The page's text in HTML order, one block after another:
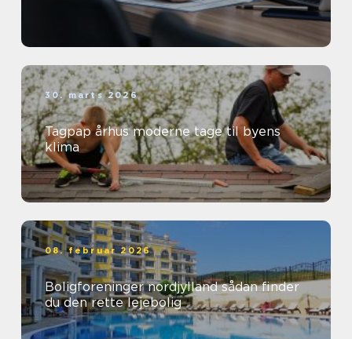
30. marts 2026
Tagpap århus moderne tage til byens
klima
08. februar 2026
Boligforeninger nordjylland sådan finder
du den rette lejebolig